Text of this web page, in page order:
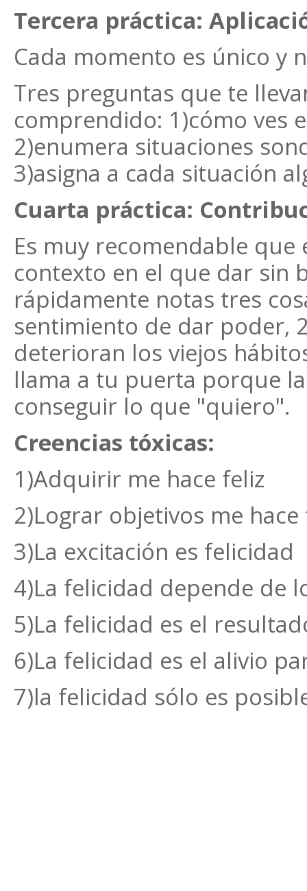
Tercera práctica:
Cada momento es único y
Tres preguntas que te
comprendido: 1)cómo ves
2)enumera situaciones
3)asigna a cada situación
Cuarta práctica:
Es muy recomendable
contexto en el que dar sin
rápidamente notas tres
sentimiento de dar poder,
deterioran los viejos
llama a tu puerta porque
conseguir lo que "quiero".
Creencias tóxicas:
1)Adquirir me hace feliz
2)Lograr objetivos me hace
3)La excitación es felicidad
4)La felicidad depende de
5)La felicidad es el
6)La felicidad es el alivio
7)la felicidad sólo es